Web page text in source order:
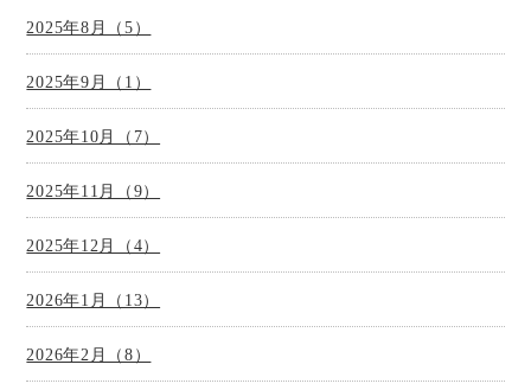
2025年8月（5）
2025年9月（1）
2025年10月（7）
2025年11月（9）
2025年12月（4）
2026年1月（13）
2026年2月（8）